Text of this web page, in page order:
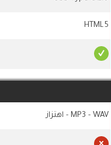
HTML5
MP3 - WAV - اهتزاز